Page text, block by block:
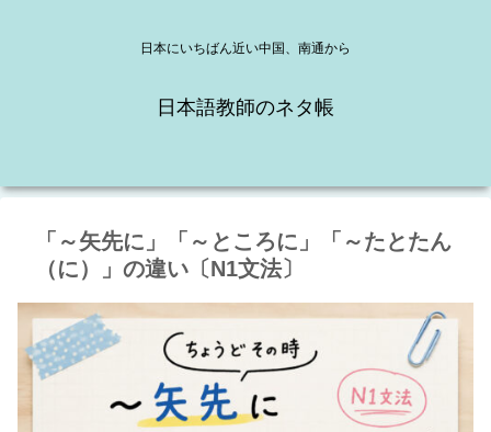
日本にいちばん近い中国、南通から
日本語教師のネタ帳
「～矢先に」「～ところに」「～たとたん
（に）」の違い〔N1文法〕